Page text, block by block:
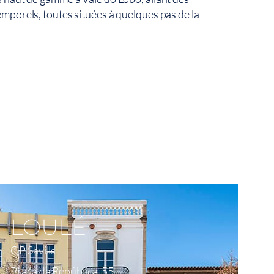
toutes situées à quelques pas de la
LOULÉ
QP Savills
Praça da República, 55
Voir Sur La Carte